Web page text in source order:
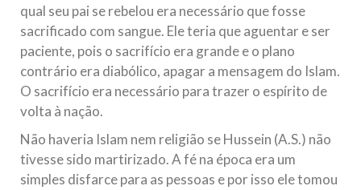
qual seu pai se rebelou era necessário que fosse
sacrificado com sangue. Ele teria que aguentar e ser
paciente, pois o sacrifício era grande e o plano
contrário era diabólico, apagar a mensagem do Islam.
O sacrifício era necessário para trazer o espírito de
volta à nação.
Não haveria Islam nem religião se Hussein (A.S.) não
tivesse sido martirizado. A fé na época era um
simples disfarce para as pessoas e por isso ele tomou